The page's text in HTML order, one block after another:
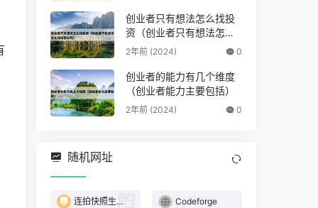
创业者只有想法怎么找投
资（创业者只有想法怎么
找投资公司）
2年前 (2024) 0
创业者的能力有几个维度
（创业者能力主要包括）
2年前 (2024) 0
随机网址
连拍快照生成GIF Codeforge